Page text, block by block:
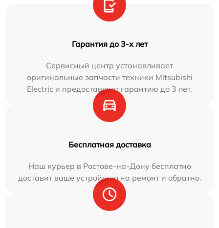
Гарантия до 3-х лет
Сервисный центр устанавливает
оригинальные запчасти техники Mitsubishi
Electric и предоставляет гарантию до 3 лет.
Бесплатная доставка
Наш курьер в Ростове-на-Дону бесплатно
доставит ваше устройство на ремонт и обратно.